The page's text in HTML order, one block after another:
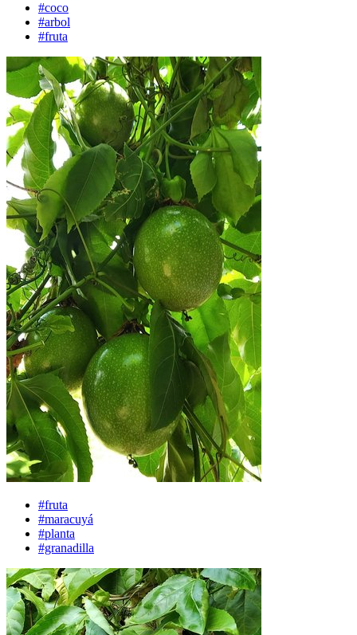
#coco
#arbol
#fruta
#fruta
#maracuyá
#planta
#granadilla